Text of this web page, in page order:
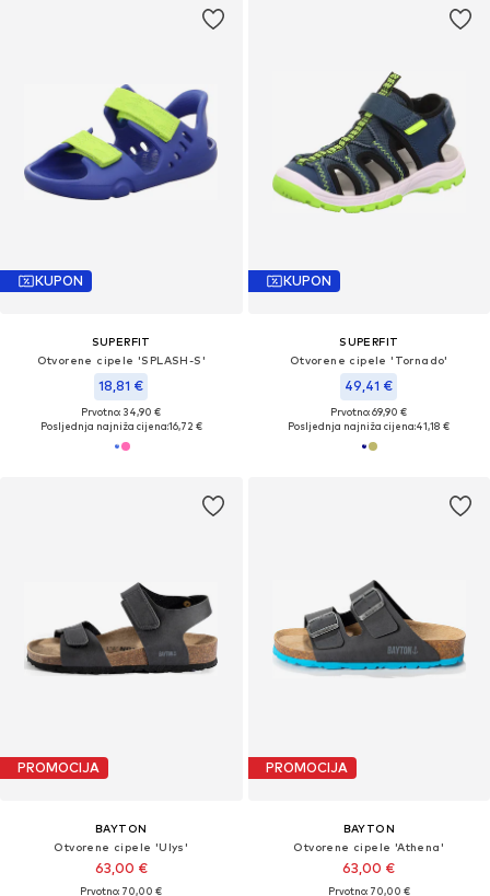
KUPON
SUPERFIT
Otvorene cipele 'SPLASH-S'
18,81 €
Prvotno: 34,90 €
Posljednja najniža cijena:16,72 €
KUPON
SUPERFIT
Otvorene cipele 'Tornado'
49,41 €
Prvotno: 69,90 €
Posljednja najniža cijena:41,18 €
PROMOCIJA
BAYTON
Otvorene cipele 'Ulys'
63,00 €
Prvotno: 70,00 €
PROMOCIJA
BAYTON
Otvorene cipele 'Athena'
63,00 €
Prvotno: 70,00 €